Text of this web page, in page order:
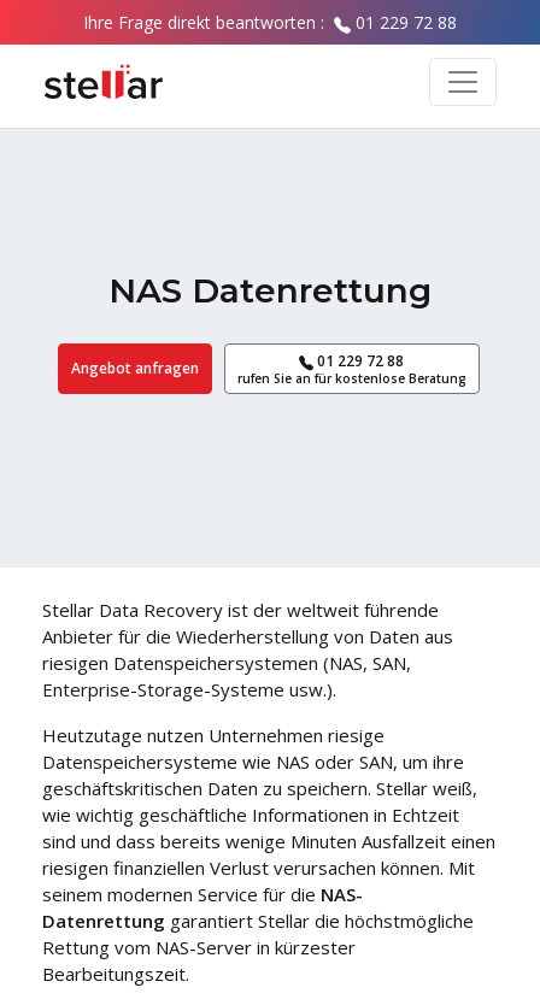
Ihre Frage direkt beantworten : 01 229 72 88
NAS Datenrettung
Angebot anfragen 01 229 72 88
rufen Sie an für kostenlose Beratung
Stellar Data Recovery ist der weltweit führende
Anbieter für die Wiederherstellung von Daten aus
riesigen Datenspeichersystemen (NAS, SAN,
Enterprise-Storage-Systeme usw.).
Heutzutage nutzen Unternehmen riesige
Datenspeichersysteme wie NAS oder SAN, um ihre
geschäftskritischen Daten zu speichern. Stellar weiß,
wie wichtig geschäftliche Informationen in Echtzeit
sind und dass bereits wenige Minuten Ausfallzeit einen
riesigen finanziellen Verlust verursachen können. Mit
seinem modernen Service für die NAS-
Datenrettung garantiert Stellar die höchstmögliche
Rettung vom NAS-Server in kürzester
Bearbeitungszeit.